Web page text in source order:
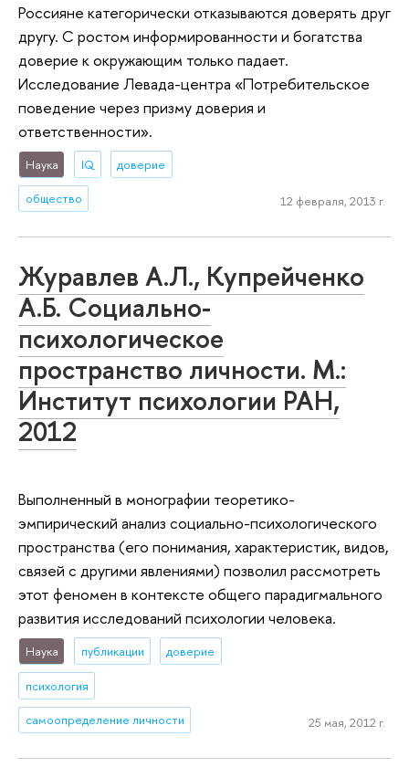
Россияне категорически отказываются доверять друг
другу. С ростом информированности и богатства
доверие к окружающим только падает.
Исследование Левада-центра «Потребительское
поведение через призму доверия и
ответственности».
Наука IQ доверие
общество 12 февраля, 2013 г.
Журавлев А.Л., Купрейченко
А.Б. Социально-
психологическое
пространство личности. М.:
Институт психологии РАН,
2012
Выполненный в монографии теоретико-
эмпирический анализ социально-психологического
пространства (его понимания, характеристик, видов,
связей с другими явлениями) позволил рассмотреть
этот феномен в контексте общего парадигмального
развития исследований психологии человека.
Наука публикации доверие
психология
самоопределение личности 25 мая, 2012 г.